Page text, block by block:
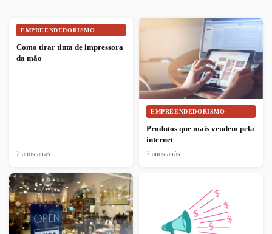
EMPREENDEDORISMO
Como tirar tinta de impressora
da mão
2 anos atrás
EMPREENDEDORISMO
Produtos que mais vendem pela
internet
7 anos atrás